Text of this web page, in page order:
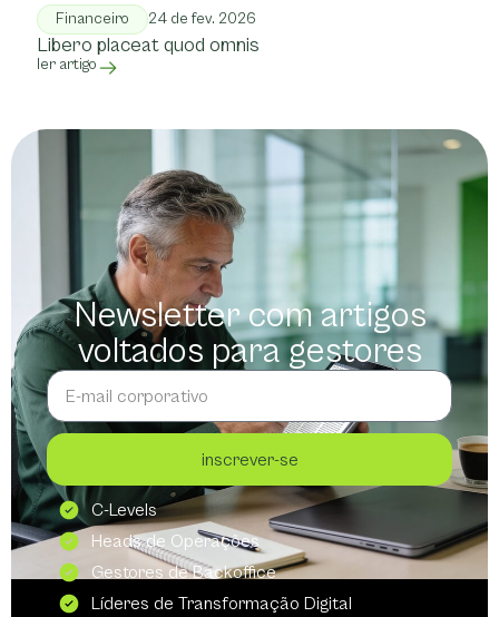
Financeiro 24 de fev. 2026
Libero placeat quod omnis
ler artigo
Newsletter com artigos
voltados para gestores
inscrever-se
C-Levels
Heads de Operações
Gestores de Backoffice
Líderes de Transformação Digital